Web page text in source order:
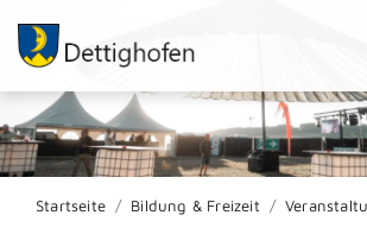
Startseite Bildung & Freizeit